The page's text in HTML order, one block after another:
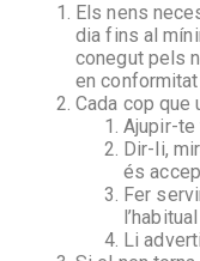
Els nens
dia fins al
conegut pels
en
Cada cop que
Ajupir-
Dir-li,
és
Fer
Li